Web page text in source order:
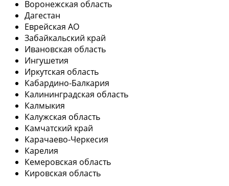
Воронежская область
Дагестан
Еврейская АО
Забайкальский край
Ивановская область
Ингушетия
Иркутская область
Кабардино-Балкария
Калининградская область
Калмыкия
Калужская область
Камчатский край
Карачаево-Черкесия
Карелия
Кемеровская область
Кировская область